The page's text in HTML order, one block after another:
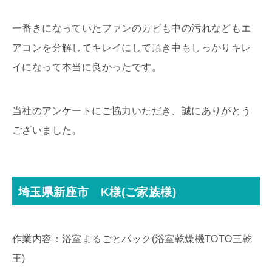
一番きになっていたファンのカビも中の汚れなどもエ
アコンを分解してキレイにして頂き中もしっかりキレ
イになって本当に良かったです。
当社のアンケートにご協力いただき、誠にありがとう
ございました。
埼玉県新座市 K様(ご家族様)
作業内容：浴室まるごとパック(浴室乾燥機TOTO三乾
王)